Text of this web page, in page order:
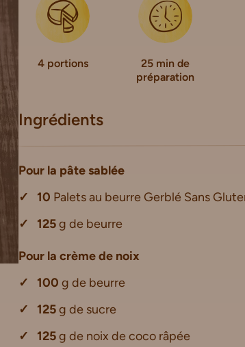
4 portions
25 min de
préparation
Ingrédients
Pour la pâte sablée
10 Palets au beurre Gerblé Sans
125g de beurre
Pour la crème de noix
100 g de beurre
125g de sucre
125g de noix de coco râpée